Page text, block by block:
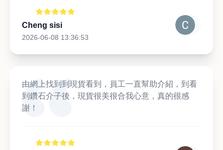
Cheng sisi
2026-06-08 13:36:53
由網上找到到現貨看到，員工一直幫助介紹，到看
到鑽石介子後，現貨很美很合我心意，真的很感
謝！